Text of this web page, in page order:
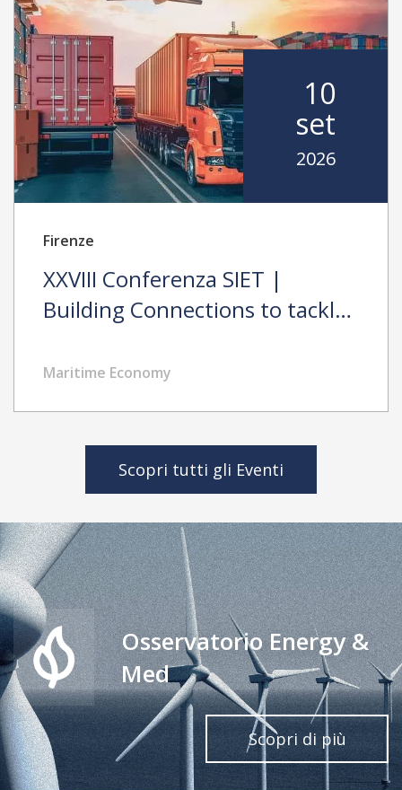
10
set
2026
Firenze
XXVIII Conferenza SIET |
Building Connections to tackle
Challenges, and Inequality
Maritime Economy
Scopri tutti gli Eventi
Osservatorio Energy &
Med
Scopri di più